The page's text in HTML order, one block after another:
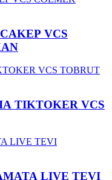
VCS
TIKTOKER VCS
LIVE TEVI